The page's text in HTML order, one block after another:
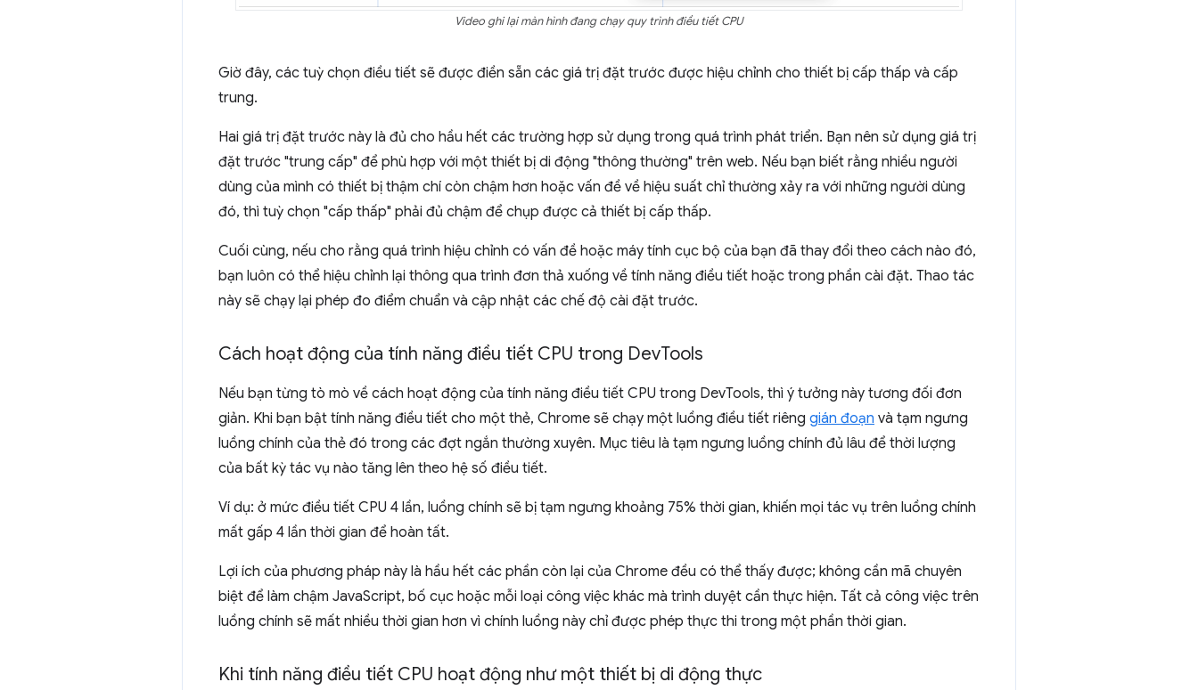
Video ghi lại màn hình đang chạy quy trình điều tiết CPU
Giờ đây, các tuỳ chọn điều tiết sẽ được điền sẵn các giá trị đặt trước được hiệu chỉnh cho thiết bị cấp thấp và cấp
trung.
Hai giá trị đặt trước này là đủ cho hầu hết các trường hợp sử dụng trong quá trình phát triển. Bạn nên sử dụng giá trị
đặt trước "trung cấp" để phù hợp với một thiết bị di động "thông thường" trên web. Nếu bạn biết rằng nhiều người
dùng của mình có thiết bị thậm chí còn chậm hơn hoặc vấn đề về hiệu suất chỉ thường xảy ra với những người dùng
đó, thì tuỳ chọn "cấp thấp" phải đủ chậm để chụp được cả thiết bị cấp thấp.
Cuối cùng, nếu cho rằng quá trình hiệu chỉnh có vấn đề hoặc máy tính cục bộ của bạn đã thay đổi theo cách nào đó,
bạn luôn có thể hiệu chỉnh lại thông qua trình đơn thả xuống về tính năng điều tiết hoặc trong phần cài đặt. Thao tác
này sẽ chạy lại phép đo điểm chuẩn và cập nhật các chế độ cài đặt trước.
Cách hoạt động của tính năng điều tiết CPU trong DevTools
Nếu bạn từng tò mò về cách hoạt động của tính năng điều tiết CPU trong DevTools, thì ý tưởng này tương đối đơn
giản. Khi bạn bật tính năng điều tiết cho một thẻ, Chrome sẽ chạy một luồng điều tiết riêng gián đoạn và tạm ngưng
luồng chính của thẻ đó trong các đợt ngắn thường xuyên. Mục tiêu là tạm ngưng luồng chính đủ lâu để thời lượng
của bất kỳ tác vụ nào tăng lên theo hệ số điều tiết.
Ví dụ: ở mức điều tiết CPU 4 lần, luồng chính sẽ bị tạm ngưng khoảng 75% thời gian, khiến mọi tác vụ trên luồng chính
mất gấp 4 lần thời gian để hoàn tất.
Lợi ích của phương pháp này là hầu hết các phần còn lại của Chrome đều có thể thấy được; không cần mã chuyên
biệt để làm chậm JavaScript, bố cục hoặc mỗi loại công việc khác mà trình duyệt cần thực hiện. Tất cả công việc trên
luồng chính sẽ mất nhiều thời gian hơn vì chính luồng này chỉ được phép thực thi trong một phần thời gian.
Khi tính năng điều tiết CPU hoạt động như một thiết bị di động thực